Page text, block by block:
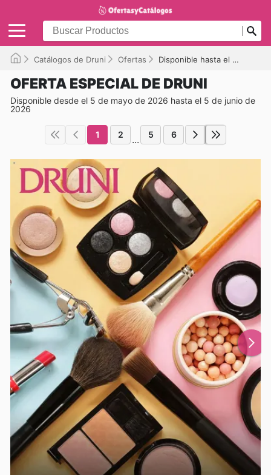
Catálogos de Druni Ofertas Disponible hasta el 05/06/2026
OFERTA ESPECIAL DE DRUNI
Disponible desde el 5 de mayo de 2026 hasta el 5 de junio de
2026
1 2 ... 5 6